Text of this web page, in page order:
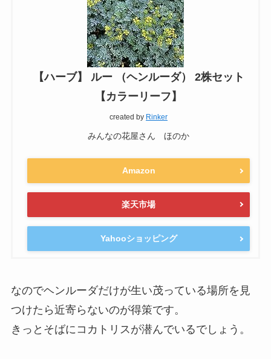
【ハーブ】 ルー （ヘンルーダ） 2株セット
【カラーリーフ】
created by Rinker
みんなの花屋さん ほのか
Amazon
楽天市場
Yahooショッピング
なのでヘンルーダだけが生い茂っている場所を見
つけたら近寄らないのが得策です。
きっとそばにコカトリスが潜んでいるでしょう。